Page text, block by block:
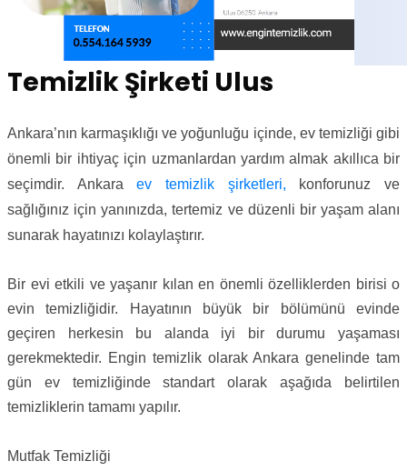
Temizlik Şirketi Ulus
Ankara’nın karmaşıklığı ve yoğunluğu içinde, ev temizliği gibi
önemli bir ihtiyaç için uzmanlardan yardım almak akıllıca bir
seçimdir. Ankaraev temizlik şirketleri, konforunuz ve
sağlığınız için yanınızda, tertemiz ve düzenli bir yaşam alanı
sunarak hayatınızı kolaylaştırır.
Bir evi etkili ve yaşanır kılan en önemli özelliklerden birisi o
evin temizliğidir. Hayatının büyük bir bölümünü evinde
geçiren herkesin bu alanda iyi bir durumu yaşaması
gerekmektedir. Engin temizlik olarak Ankara genelinde tam
gün ev temizliğinde standart olarak aşağıda belirtilen
temizliklerin tamamı yapılır.
Mutfak Temizliği